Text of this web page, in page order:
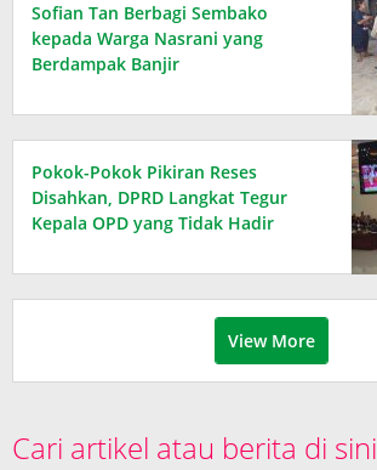
Sofian Tan Berbagi Sembako
kepada Warga Nasrani yang
Berdampak Banjir
Pokok-Pokok Pikiran Reses
Disahkan, DPRD Langkat Tegur
Kepala OPD yang Tidak Hadir
View More
Cari artikel atau berita di sini